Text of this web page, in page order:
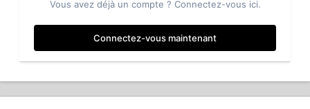
Vous avez déjà un compte ? Connectez-vous ici.
Connectez-vous maintenant